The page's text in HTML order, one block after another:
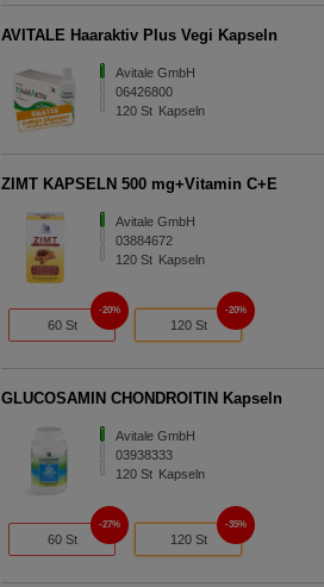
AVITALE Haaraktiv Plus Vegi Kapseln
Avitale GmbH
06426800
120St Kapseln
ZIMT KAPSELN 500 mg+Vitamin C+E
Avitale GmbH
03884672
120St Kapseln
60 St
20%
120 St
20%
GLUCOSAMIN CHONDROITIN Kapseln
Avitale GmbH
03938333
120St Kapseln
60 St
27%
120 St
35%